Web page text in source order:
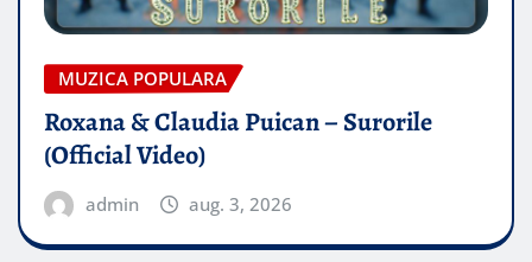
MUZICA POPULARA
Roxana & Claudia Puican – Surorile
(Official Video)
admin aug. 3, 2026